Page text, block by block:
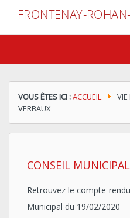
FRONTENAY-
VOUS ÊTES ICI :ACCUEIL VIE
VERBAUX
CONSEIL
Retrouvez le compte-
Municipal du 19/02/2020